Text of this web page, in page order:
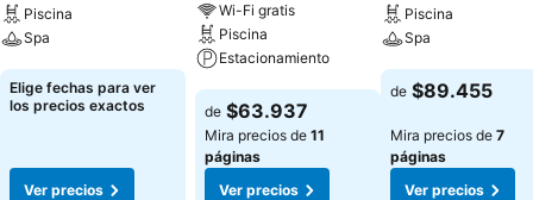
Piscina
Spa
Ver precios
Elige fechas para ver
los precios exactos
Ver precios
Wi-Fi gratis
Piscina
Estacionamiento
Ver precios
de $63.937
Mira precios de 11
páginas
Ver precios
Piscina
Spa
Ver precios
de $89.455
Mira precios de 7
páginas
Ver precios